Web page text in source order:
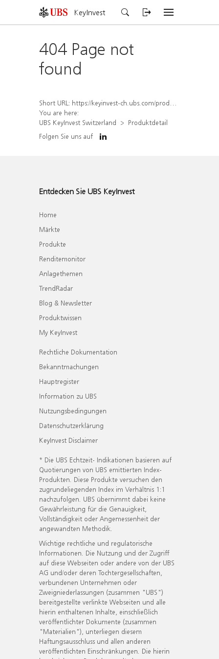
KeyInvest
404 Page not
found
Short URL: https://keyinvest-ch.ubs.com/produkt/detail/index/isin/CH1576895168
You are here:
UBS KeyInvest Switzerland
Produktdetail
Folgen Sie uns auf
Entdecken Sie UBS KeyInvest
Home
Märkte
Produkte
Renditemonitor
Anlagethemen
TrendRadar
Blog & Newsletter
Produktwissen
My KeyInvest
Rechtliche Dokumentation
Bekanntmachungen
Hauptregister
Information zu UBS
Nutzungsbedingungen
Datenschutzerklärung
KeyInvest Disclaimer
* Die UBS Echtzeit- Indikationen basieren auf
Quotierungen von UBS emittierten Index-
Produkten. Diese Produkte versuchen den
zugrundeliegenden Index im Verhältnis 1:1
nachzufolgen. UBS übernimmt dabei keine
Gewährleistung für die Genauigkeit,
Vollständigkeit oder Angemessenheit der
angewandten Methodik.
Wichtige rechtliche und regulatorische
Informationen. Die Nutzung und der Zugriff
auf diese Webseiten oder andere von der UBS
AG und/oder deren Tochtergesellschaften,
verbundenen Unternehmen oder
Zweigniederlassungen (zusammen "UBS")
bereitgestellte verlinkte Webseiten und alle
hierin enthaltenen Inhalte, einschließlich
veröffentlichter Dokumente (zusammen
"Materialien"), unterliegen diesem
Haftungsausschluss und allen anderen
veröffentlichten Einschränkungen. Die hierin